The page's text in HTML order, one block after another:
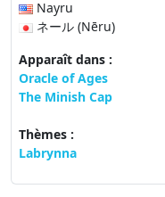
Nayru
ネール (Nēru)
Apparaît dans :
Oracle of Ages
The Minish Cap
Thèmes :
Labrynna